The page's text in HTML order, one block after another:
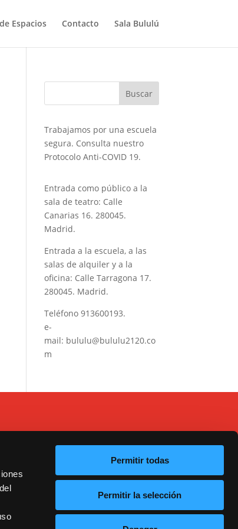
Permitir todas
Permitir la selección
Espacios Contacto Sala Bululú
Trabajamos por una escuela
segura. Consulta nuestro
Protocolo Anti-COVID 19.
Entrada como público a la
sala de teatro: Calle
Canarias 16. 280045.
Madrid.
Entrada a la escuela, a las
salas de alquiler y a la
oficina: Calle Tarragona 17.
280045. Madrid.
Teléfono913600193.
e-
mail: bululu@bululu2120.co
m